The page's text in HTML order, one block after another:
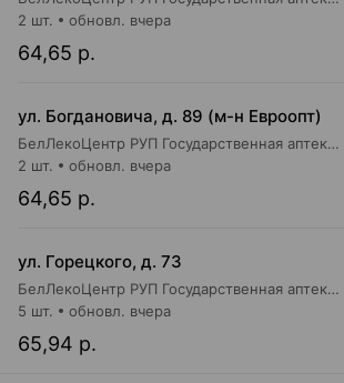
64,65 р.
2 шт. обновл. вчера
ул. Богдановича, д. 89 (м-н Евроопт)
БелЛекоЦентр РУП Государственная аптека №29
64,65 р.
2 шт. обновл. вчера
ул. Горецкого, д. 73
БелЛекоЦентр РУП Государственная аптека №8
65,94 р.
5 шт. обновл. вчера